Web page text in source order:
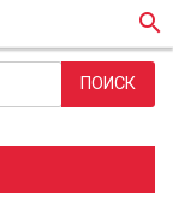
search